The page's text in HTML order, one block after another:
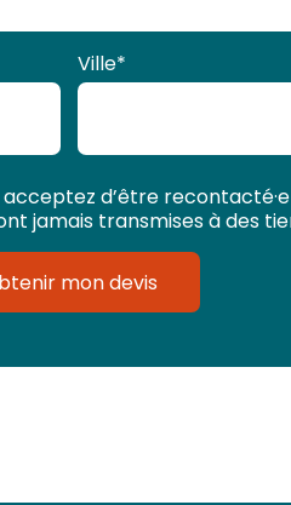
Ville*
d’être
jamais transmises à des
mon devis